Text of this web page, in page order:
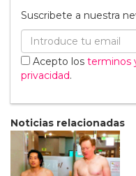
Suscribete a nuestra
Acepto los terminos
privacidad.
Noticias relacionadas